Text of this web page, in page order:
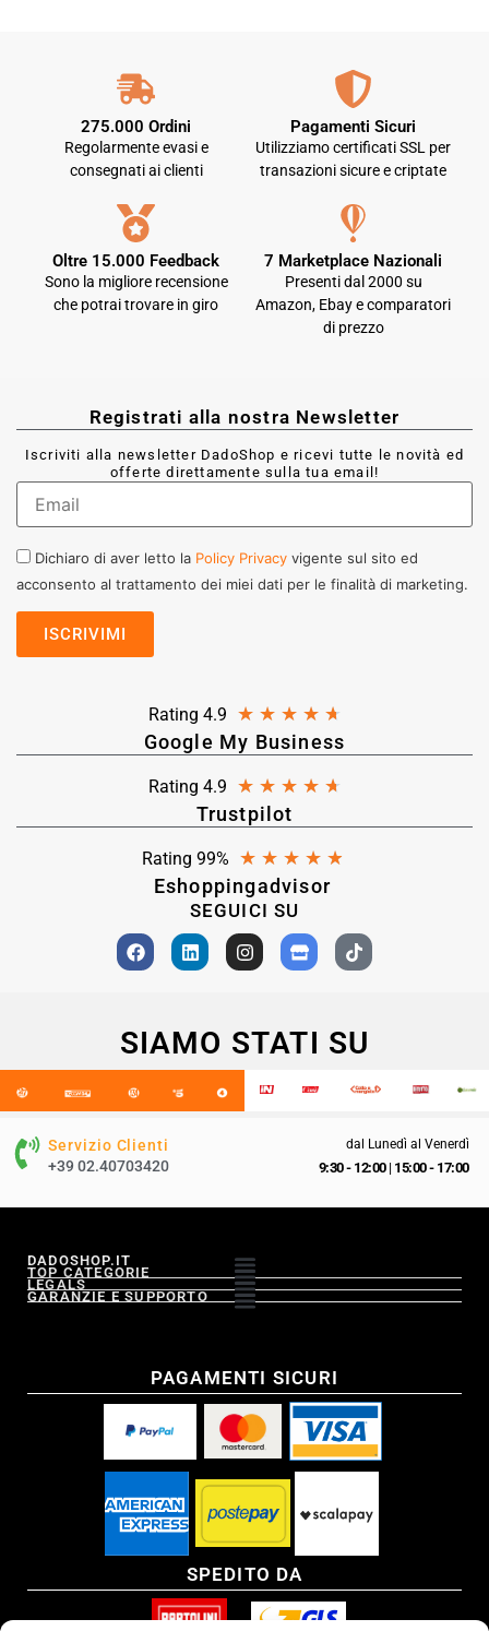
275.000 Ordini
Regolarmente evasi e
consegnati ai clienti
Pagamenti Sicuri
Utilizziamo certificati SSL per
transazioni sicure e criptate
Oltre 15.000 Feedback
Sono la migliore recensione
che potrai trovare in giro
7 Marketplace Nazionali
Presenti dal 2000 su
Amazon, Ebay e comparatori
di prezzo
Registrati alla nostra Newsletter
Iscriviti alla newsletter DadoShop e ricevi tutte le novità ed
offerte direttamente sulla tua email!
Dichiaro di aver letto la Policy Privacy vigente sul sito ed
acconsento al trattamento dei miei dati per le finalità di marketing.
Rating 4.9 ★ ★ ★ ★ ★
Google My Business
Rating 4.9 ★ ★ ★ ★ ★
Trustpilot
Rating 99% ★ ★ ★ ★ ★
Eshoppingadvisor
SEGUICI SU
SIAMO STATI SU
Servizio Clienti
+39 02.40703420
dal Lunedì al Venerdì
9:30 - 12:00| 15:00 - 17:00
DADOSHOP.IT
TOP CATEGORIE
LEGALS
GARANZIE E SUPPORTO
PAGAMENTI SICURI
SPEDITO DA